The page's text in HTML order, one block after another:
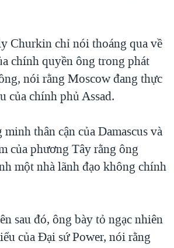
Churkin chỉ nói thoáng qua về
chính quyền ông trong phát
nói rằng Moscow đang thực
của chính phủ Assad.
thân cận của Damascus và
của phương Tây rằng ông
một nhà lãnh đạo không chính
sau đó, ông bày tỏ ngạc nhiên
của Đại sứ Power, nói rằng